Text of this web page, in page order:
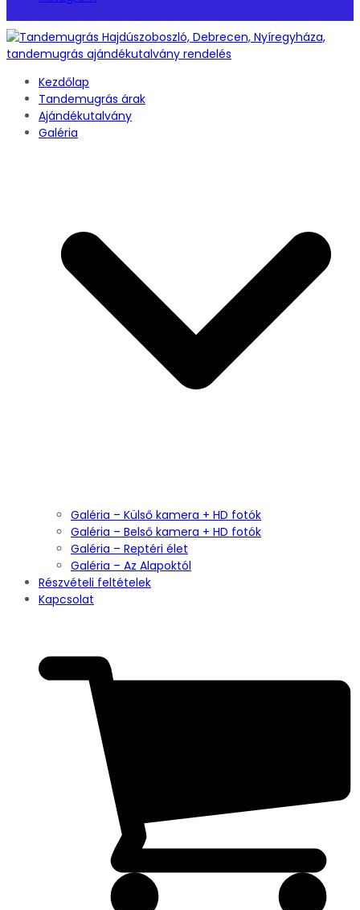
Kezdőlap
Tandemugrás árak
Ajándékutalvány
Galéria
Galéria – Külső kamera + HD fotók
Galéria – Belső kamera + HD fotók
Galéria – Reptéri élet
Galéria – Az Alapoktól
Részvételi feltételek
Kapcsolat